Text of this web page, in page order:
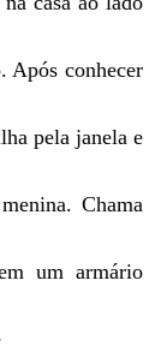
Após conhecer
pela janela e
Chama
um armário